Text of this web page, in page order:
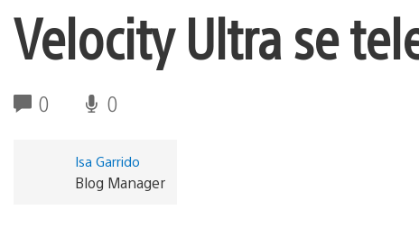
Velocity Ultra se
0 0
Isa Garrido
Blog Manager